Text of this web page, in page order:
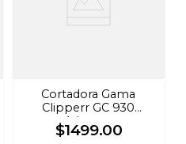
Cortadora Gama
Clipperr GC 930
Advance
$1499.00